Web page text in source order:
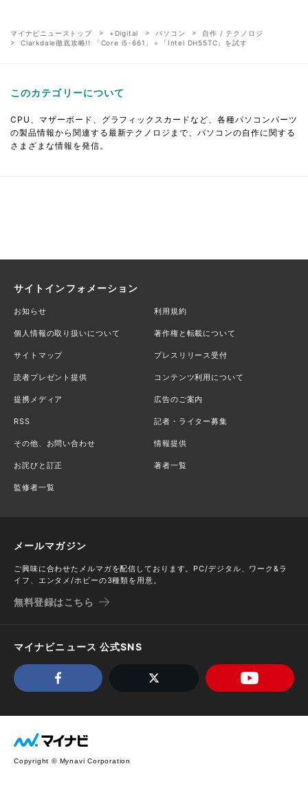
マイナビニューストップ +Digital パソコン
自作 / テクノロジ
Clarkdale徹底攻略!! 「Core i5-661」＋「Intel DH55TC」を試す
このカテゴリーについて
CPU、マザーボード、グラフィックスカードなど、各種パソコンパーツ
の製品情報から関連する最新テクノロジまで、パソコンの自作に関する
さまざまな情報を発信。
サイトインフォメーション
お知らせ 利用規約
個人情報の取り扱いについて 著作権と転載について
サイトマップ プレスリリース受付
読者プレゼント提供 コンテンツ利用について
提携メディア 広告のご案内
RSS 記者・ライター募集
その他、お問い合わせ 情報提供
お詫びと訂正 著者一覧
監修者一覧
メールマガジン
ご興味に合わせたメルマガを配信しております。PC/デジタル、ワーク&ラ
イフ、エンタメ/ホビーの3種類を用意。
無料登録はこちら
マイナビニュース 公式SNS
Copyright © Mynavi Corporation